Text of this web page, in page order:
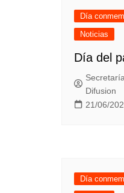
Día
Noticias
Día del
Difusion
21/06/
Día